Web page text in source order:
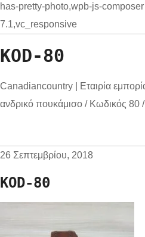
has-pretty-photo,wpb-js-
7.1,vc_responsive
KOD-80
Canadiancountry | Εταιρία
ανδρικό πουκάμισο / Κωδικός 80 /
26 Σεπτεμβρίου, 2018
KOD-80